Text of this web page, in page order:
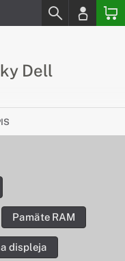
Dell
Vás ponuku
DELL, ktoré Vám
Pamäte RAM
displeja